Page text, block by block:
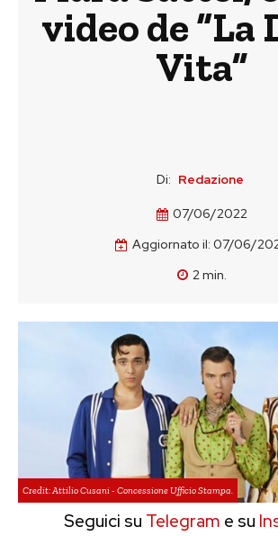
video de “La
Vita”
Di: Redazione
07/06/2022
Aggiornato il: 07/06/
2min.
Credit: Attilio Cusani - Concessione Ufficio Stampa.
Seguici su Telegram e su